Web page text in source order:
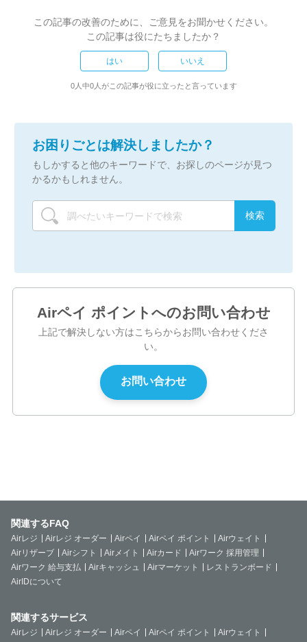
この記事の改善のために、ご意見をお聞かせください。
この記事は役にたちましたか？
はい いいえ
0人中0人がこの記事が役に立ったと言っています
お困りごとは解決しましたか？
もしかすると他のキーワードで、お探しのページが見つ
かるかもしれません。
Airペイ ポイントへのお問い合わせ
上記で解決しない方はこちらからお問い合わせくださ
い。
関連するFAQ
Airレジ Airレジ オーダー Airペイ Airペイ ポイント
Airウェイト
Airリザーブ
Airシフト Airメイト Airカード
Airワーク 採用管理
Airワーク 給与支払
Airキャッシュ Airマーケット
レストランボード
AirIDについて
関連するサービス
Airレジ Airレジ オーダー Airペイ Airペイ ポイント Airウェイト